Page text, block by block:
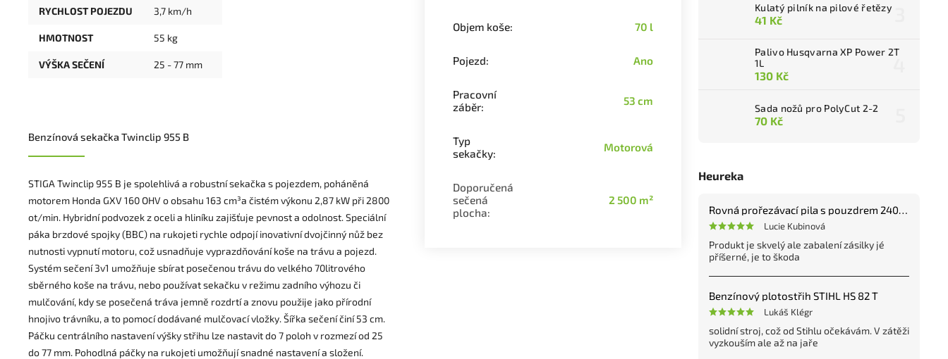
Kulatý pilník na pilové řetězy
41 Kč
Palivo Husqvarna XP Power 2T
1L
130 Kč
Sada nožů pro PolyCut 2-2
70 Kč
Heureka
Rovná prořezávací pila s pouzdrem 240 mm
Lucie Kubinová
Produkt je skvelý ale zabalení zásilky jé
příšerné, je to škoda
Benzínový plotostřih STIHL HS 82 T
Lukáš Klégr
solidní stroj, což od Stihlu očekávám. V zátěži
vyzkouším ale až na jaře
RYCHLOST POJEZDU 3,7 km/h
HMOTNOST 55 kg
VÝŠKA SEČENÍ 25 - 77 mm
Benzínová sekačka Twinclip 955 B
STIGA Twinclip 955 B je spolehlivá a robustní sekačka s pojezdem, poháněná
motorem Honda GXV 160 OHV o obsahu 163 cm³a čistém výkonu 2,87 kW při 2800
ot/min. Hybridní podvozek z oceli a hliníku zajišťuje pevnost a odolnost. Speciální
páka brzdové spojky (BBC) na rukojeti rychle odpojí inovativní dvojčinný nůž bez
nutnosti vypnutí motoru, což usnadňuje vyprazdňování koše na trávu a pojezd.
Systém sečení 3v1 umožňuje sbírat posečenou trávu do velkého 70litrového
sběrného koše na trávu, nebo používat sekačku v režimu zadního výhozu či
mulčování, kdy se posečená tráva jemně rozdrtí a znovu použije jako přírodní
hnojivo trávníku, a to pomocí dodávané mulčovací vložky. Šířka sečení činí 53 cm.
Páčku centrálního nastavení výšky střihu lze nastavit do 7 poloh v rozmezí od 25
do 77 mm. Pohodlná páčky na rukojeti umožňují snadné nastavení a složení.
Objem koše: 70 l
Pojezd: Ano
Pracovní
záběr: 53 cm
Typ
sekačky: Motorová
Doporučená
sečená
plocha:
2 500 m²